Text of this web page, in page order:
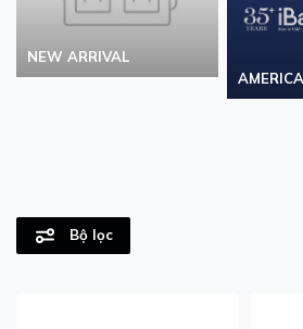
NEW ARRIVAL
Bộ lọc